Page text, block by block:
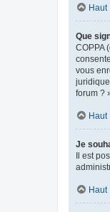
Haut
Que
COPPA
vous
forum ?
Haut
Je
Il est
Haut